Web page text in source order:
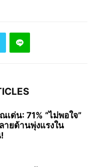
ด่น: 71% “ไม่พอใจ”
ายด้านพุ่งแรงใน